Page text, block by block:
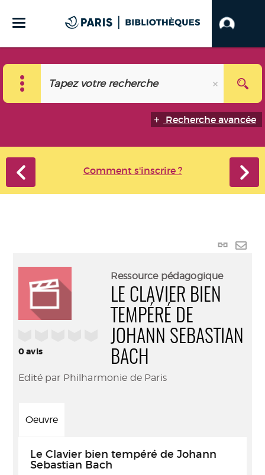
Recherche avancée
Comment s'inscrire ?
Lien
0avis
Ressource pédagogique
LE CLAVIER BIEN
TEMPÉRÉ DE
JOHANN SEBASTIAN
BACH
Edité par Philharmonie de Paris
Oeuvre
Le Clavier bien tempéré de Johann
Sebastian Bach